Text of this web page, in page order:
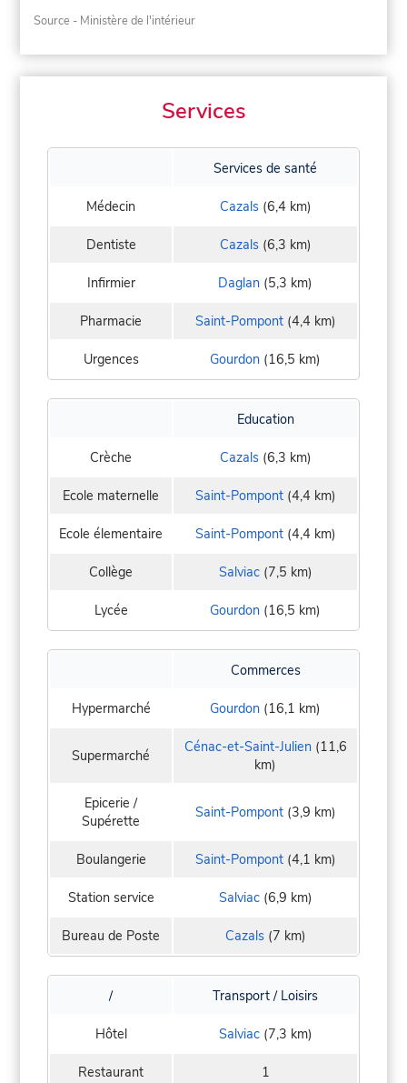
Source - Ministère de l'intérieur
Services
Services de santé
Médecin Cazals(6,4 km)
Dentiste Cazals(6,3 km)
Infirmier Daglan (5,3 km)
Pharmacie Saint-Pompont(4,4 km)
Urgences Gourdon (16,5 km)
Education
Crèche Cazals(6,3 km)
Ecole maternelle Saint-Pompont(4,4 km)
Ecole élementaire Saint-Pompont(4,4 km)
Collège Salviac(7,5 km)
Lycée Gourdon (16,5 km)
Commerces
Hypermarché Gourdon (16,1 km)
Supermarché Cénac-et-Saint-Julien(11,6
km)
Epicerie /
Supérette
Saint-Pompont(3,9 km)
Boulangerie Saint-Pompont(4,1 km)
Station service Salviac(6,9 km)
Bureau de Poste Cazals(7 km)
/ Transport / Loisirs
Hôtel Salviac(7,3 km)
Restaurant 1